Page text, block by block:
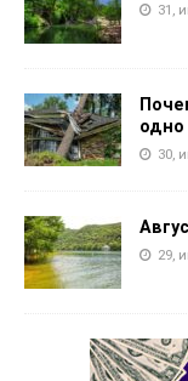
31,
одно
30,
29,